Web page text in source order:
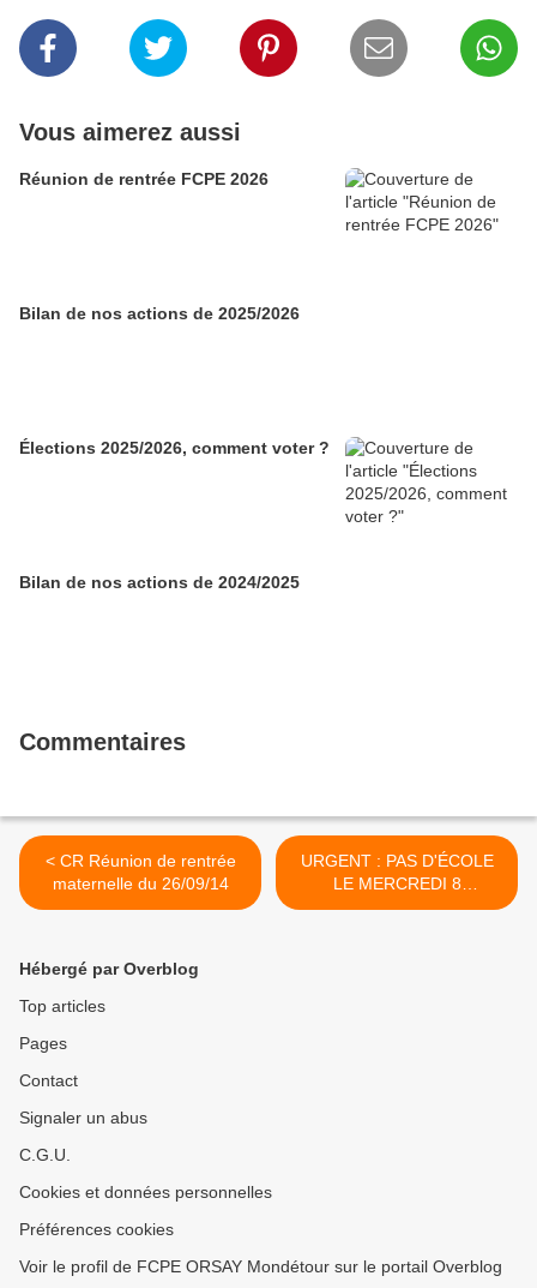
Vous aimerez aussi
Réunion de rentrée FCPE 2026
Bilan de nos actions de 2025/2026
Élections 2025/2026, comment voter ?
Bilan de nos actions de 2024/2025
Commentaires
< CR Réunion de rentrée
maternelle du 26/09/14
URGENT : PAS D'ÉCOLE
LE MERCREDI 8
OCTOBRE >
Hébergé par Overblog
Top articles
Pages
Contact
Signaler un abus
C.G.U.
Cookies et données personnelles
Préférences cookies
Voir le profil de FCPE ORSAY Mondétour sur le portail Overblog